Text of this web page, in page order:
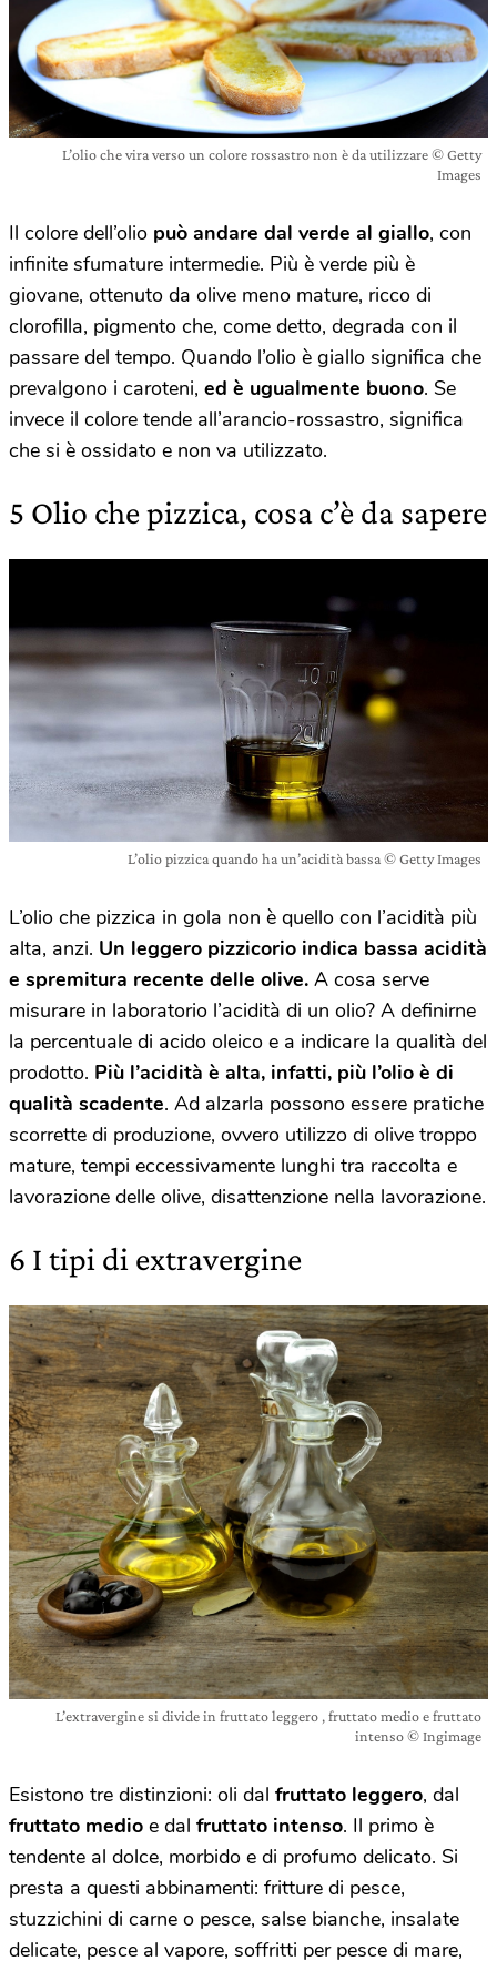
L’olio che vira verso un colore rossastro non è da utilizzare © Getty
Images
Il colore dell’olio può andare dal verde al giallo, con
infinite sfumature intermedie. Più è verde più è
giovane, ottenuto da olive meno mature, ricco di
clorofilla, pigmento che, come detto, degrada con il
passare del tempo. Quando l’olio è giallo significa che
prevalgono i caroteni, ed è ugualmente buono. Se
invece il colore tende all’arancio-rossastro, significa
che si è ossidato e non va utilizzato.
5 Olio che pizzica, cosa c’è da sapere
L’olio pizzica quando ha un’acidità bassa © Getty Images
L’olio che pizzica in gola non è quello con l’acidità più
alta, anzi. Un leggero pizzicorio indica bassa acidità
e spremitura recente delle olive. A cosa serve
misurare in laboratorio l’acidità di un olio? A definirne
la percentuale di acido oleico e a indicare la qualità del
prodotto. Più l’acidità è alta, infatti, più l’olio è di
qualità scadente. Ad alzarla possono essere pratiche
scorrette di produzione, ovvero utilizzo di olive troppo
mature, tempi eccessivamente lunghi tra raccolta e
lavorazione delle olive, disattenzione nella lavorazione.
6 I tipi di extravergine
L’extravergine si divide in fruttato leggero , fruttato medio e fruttato
intenso © Ingimage
Esistono tre distinzioni: oli dal fruttato leggero, dal
fruttato medio e dal fruttato intenso. Il primo è
tendente al dolce, morbido e di profumo delicato. Si
presta a questi abbinamenti: fritture di pesce,
stuzzichini di carne o pesce, salse bianche, insalate
delicate, pesce al vapore, soffritti per pesce di mare,